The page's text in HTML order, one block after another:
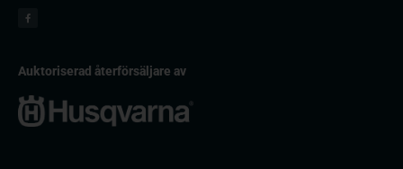
Auktoriserad återförsäljare av